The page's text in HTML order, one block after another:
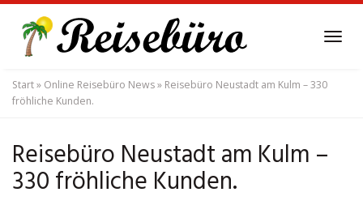
main
content
Start» Online Reisebüro News» Reisebüro Neustadt am Kulm – 330
fröhliche Kunden.
Reisebüro Neustadt am Kulm –
330 fröhliche Kunden.